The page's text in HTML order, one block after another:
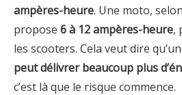
ampères-heure. Une moto,
propose 6 à 12 ampères-heure,
les scooters. Cela veut dire
peut délivrer beaucoup plus
c’est là que le risque commence.